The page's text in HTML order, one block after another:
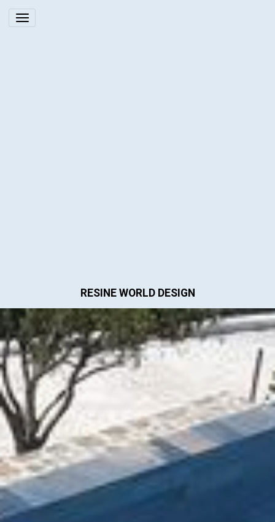
RESINE WORLD DESIGN